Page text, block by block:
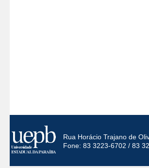
Rua Horácio Trajano de
Fone: 83 3223-6702 / 83